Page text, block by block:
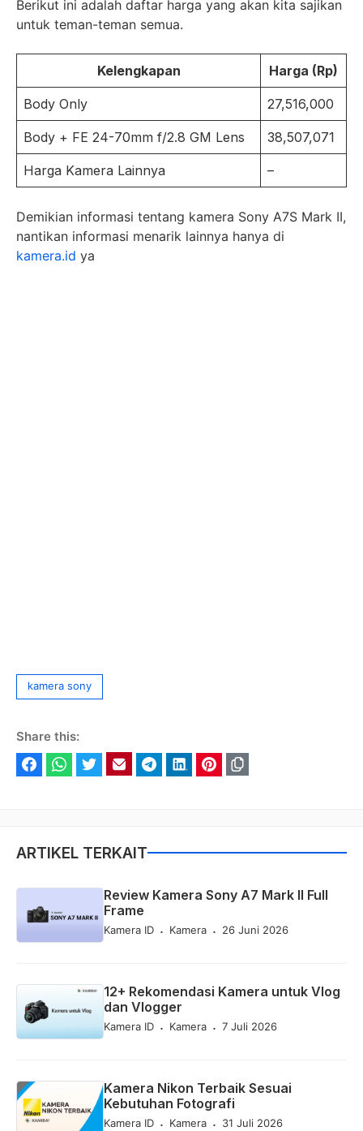
Berikut ini adalah daftar harga yang akan kita sajikan
untuk teman-teman semua.
Kelengkapan Harga (Rp)
Body Only 27,516,000
Body + FE 24-70mm f/2.8 GM Lens 38,507,071
Harga Kamera Lainnya –
Demikian informasi tentang kamera Sony A7S Mark II,
nantikan informasi menarik lainnya hanya di
kamera.id ya
Tag
kamera sony
Share this:
ARTIKEL TERKAIT
Review Kamera Sony A7 Mark II Full
Frame
Kamera ID . Kamera . 26 Juni 2026
12+ Rekomendasi Kamera untuk Vlog
dan Vlogger
Kamera ID . Kamera . 7 Juli 2026
Kamera Nikon Terbaik Sesuai
Kebutuhan Fotografi
Kamera ID . Kamera . 31 Juli 2026